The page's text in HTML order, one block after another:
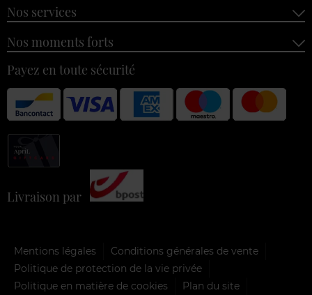
Nos services
Nos moments forts
Payez en toute sécurité
Livraison par
Mentions légales
Conditions générales de vente
Politique de protection de la vie privée
Politique en matière de cookies
Plan du site